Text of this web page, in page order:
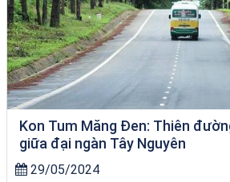
Kon Tum Măng Đen: Thiên
giữa đại ngàn Tây Nguyên
29/05/2024